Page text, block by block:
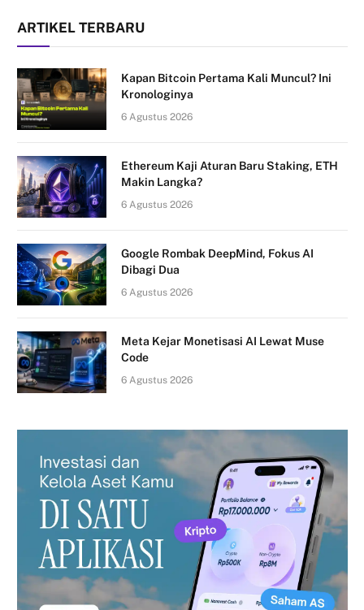
ARTIKEL TERBARU
Kapan Bitcoin Pertama Kali Muncul? Ini
Kronologinya
6 Agustus 2026
Ethereum Kaji Aturan Baru Staking, ETH
Makin Langka?
6 Agustus 2026
Google Rombak DeepMind, Fokus AI
Dibagi Dua
6 Agustus 2026
Meta Kejar Monetisasi AI Lewat Muse
Code
6 Agustus 2026